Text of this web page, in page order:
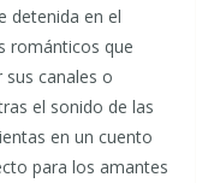
detenida en el
románticos que
canales o
el sonido de las
en un cuento
para los amantes